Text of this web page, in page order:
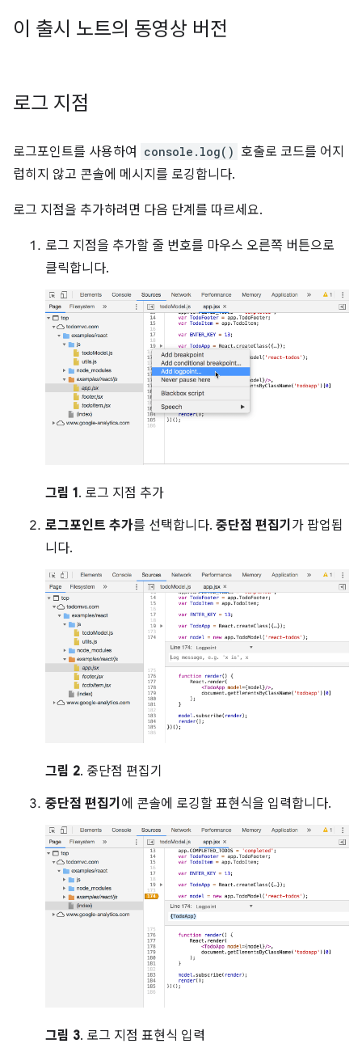
이 출시 노트의 동영상 버전
로그 지점
로그포인트를 사용하여 console.log() 호출로 코드를 어지
럽히지 않고 콘솔에 메시지를 로깅합니다.
로그 지점을 추가하려면 다음 단계를 따르세요.
로그 지점을 추가할 줄 번호를 마우스 오른쪽 버튼으로
클릭합니다.
그림 1. 로그 지점 추가
로그포인트 추가를 선택합니다. 중단점 편집기 가 팝업됩
니다.
그림 2. 중단점 편집기
중단점 편집기 에 콘솔에 로깅할 표현식을 입력합니다.
그림 3. 로그 지점 표현식 입력